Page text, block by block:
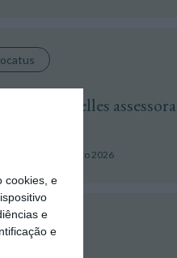
cookies, e
e
e
Legal Telles assessora
4 Agosto 2026